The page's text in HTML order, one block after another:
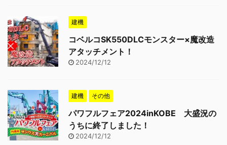
建機
コベルコSK550DLCモンスター×魔改造
アタッチメント！
2024/12/12
建機 その他
パワフルフェア2024inKOBE 大盛況の
うちに終了しました！
2024/12/12